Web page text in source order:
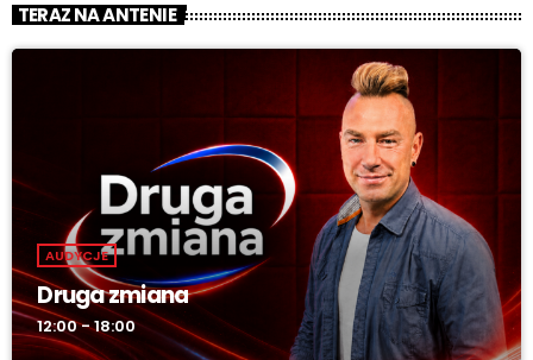
TERAZ NA ANTENIE
AUDYCJE
Druga zmiana
12:00 - 18:00